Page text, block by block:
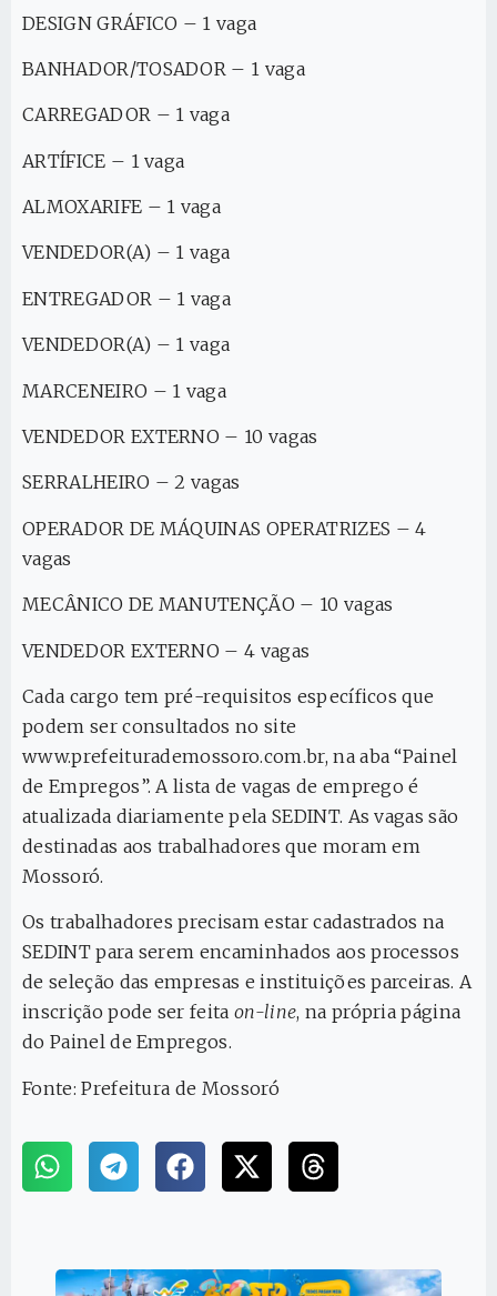
DESIGN GRÁFICO – 1 vaga
BANHADOR/TOSADOR – 1 vaga
CARREGADOR – 1 vaga
ARTÍFICE – 1 vaga
ALMOXARIFE – 1 vaga
VENDEDOR(A) – 1 vaga
ENTREGADOR – 1 vaga
VENDEDOR(A) – 1 vaga
MARCENEIRO – 1 vaga
VENDEDOR EXTERNO – 10 vagas
SERRALHEIRO – 2 vagas
OPERADOR DE MÁQUINAS OPERATRIZES – 4
vagas
MECÂNICO DE MANUTENÇÃO – 10 vagas
VENDEDOR EXTERNO – 4 vagas
Cada cargo tem pré-requisitos específicos que
podem ser consultados no site
www.prefeiturademossoro.com.br, na aba “Painel
de Empregos”. A lista de vagas de emprego é
atualizada diariamente pela SEDINT. As vagas são
destinadas aos trabalhadores que moram em
Mossoró.
Os trabalhadores precisam estar cadastrados na
SEDINT para serem encaminhados aos processos
de seleção das empresas e instituições parceiras. A
inscrição pode ser feitaon-line, na própria página
do Painel de Empregos.
Fonte: Prefeitura de Mossoró